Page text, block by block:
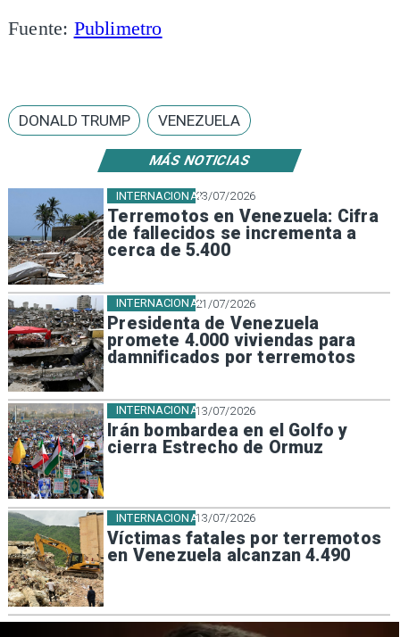
MÁS NOTICIAS
23/07/2026
Terremotos en Venezuela: Cifra
de fallecidos se incrementa a
cerca de 5.400
INTERNACIONAL
21/07/2026
Presidenta de Venezuela
promete 4.000 viviendas para
damnificados por terremotos
INTERNACIONAL
13/07/2026
Irán bombardea en el Golfo y
cierra Estrecho de Ormuz
INTERNACIONAL
13/07/2026
Víctimas fatales por terremotos
en Venezuela alcanzan 4.490
INTERNACIONAL
Fuente: Publimetro
DONALD TRUMP VENEZUELA